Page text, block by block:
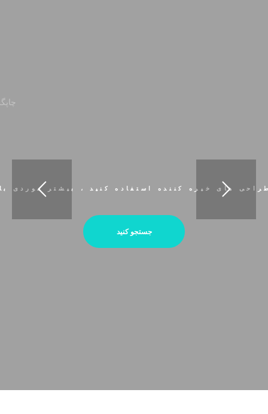
های خیره کننده استفاده کنید ، بیشتر موردی
جستجو کنید